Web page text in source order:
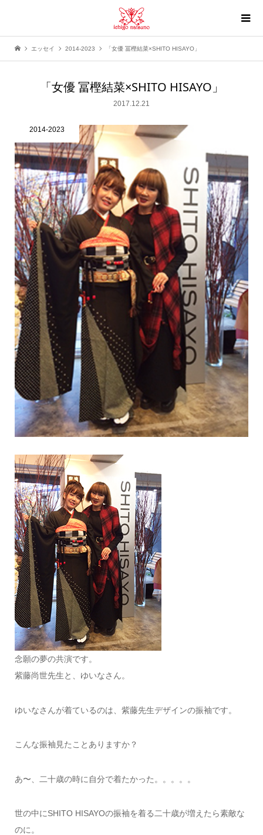
エッセイ 2014-2023 「女優 冨樫結菜×SHITO HISAYO」
「女優 冨樫結菜×SHITO HISAYO」
2017.12.21
2014-2023
念願の夢の共演です。
紫藤尚世先生と、ゆいなさん。
ゆいなさんが着ているのは、紫藤先生デザインの振袖です。
こんな振袖見たことありますか？
あ〜、二十歳の時に自分で着たかった。。。。。
世の中にSHITO HISAYOの振袖を着る二十歳が増えたら素敵な
のに。